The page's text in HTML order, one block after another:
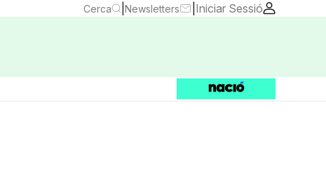
Cerca Newsletters Iniciar Sessió